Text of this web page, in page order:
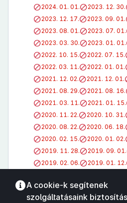
2024. 01. 01.
2023. 12. 30.
2023. 12. 17.
2023. 09. 01.
2023. 08. 01.
2023. 07. 01.
2023. 03. 30.
2023. 01. 01.
2022. 10. 15.
2022. 07. 15.
2022. 03. 11.
2022. 01. 01.
2021. 12. 02.
2021. 12. 01.
2021. 08. 29.
2021. 08. 16.
2021. 03. 11.
2021. 01. 15.
2020. 11. 22.
2020. 10. 31.
2020. 08. 22.
2020. 06. 18.
2020. 02. 15.
2020. 01. 02.
2019. 11. 28.
2019. 09. 01.
2019. 02. 06.
2019. 01. 12.
2018. 10. 16.
2018. 10. 01.
2018. 07. 27.
2018. 06. 12.
A cookie-k segítenek
szolgáltatásaink